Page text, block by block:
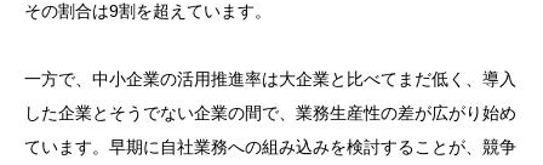
その割合は9割を超えています。
一方で、中小企業の活用推進率は大企業と比べてまだ低く、導入
した企業とそうでない企業の間で、業務生産性の差が広がり始め
ています。早期に自社業務への組み込みを検討することが、競争